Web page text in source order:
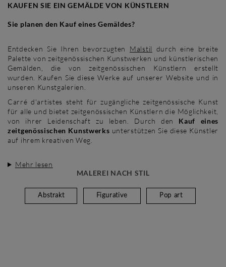
KAUFEN SIE EIN GEMÄLDE VON KÜNSTLERN
Sie planen den Kauf eines Gemäldes?
Entdecken Sie Ihren bevorzugten Malstil durch eine breite
Palette von zeitgenössischen Kunstwerken und künstlerischen
Gemälden, die von zeitgenössischen Künstlern erstellt
wurden. Kaufen Sie diese Werke auf unserer Website und in
unseren Kunstgalerien.
Carré d'artistes steht für zugängliche zeitgenössische Kunst
für alle und bietet zeitgenössischen Künstlern die Möglichkeit,
von ihrer Leidenschaft zu leben. Durch den Kauf eines
zeitgenössischen Kunstwerks unterstützen Sie diese Künstler
auf ihrem kreativen Weg.
Mehr lesen
MALEREI NACH STIL
Abstrakt Figurative Pop art